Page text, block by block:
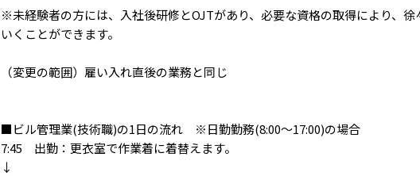
※未経験者の方には、入社後研修とOJTがあり、必要な資格の取得により、徐
いくことができます。
（変更の範囲）雇い入れ直後の業務と同じ
■ビル管理業(技術職)の1日の流れ ※日勤勤務(8:00～17:00)の場合
7:45 出勤：更衣室で作業着に着替えます。
↓